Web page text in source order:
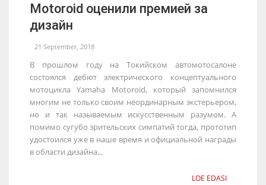
Motoroid оценили премией за
дизайн
21 September, 2018
В прошлом году на Токийском автомотосалоне
состоялся дебют электрического концептуального
мотоцикла Yamaha Motoroid, который запомнился
многим не только своим неординарным экстерьером,
но и так называемым искусственным разумом. А
помимо сугубо зрительских симпатий тогда, прототип
удостоился уже в наше время и официальной награды
в области дизайна...
LOE EDASI